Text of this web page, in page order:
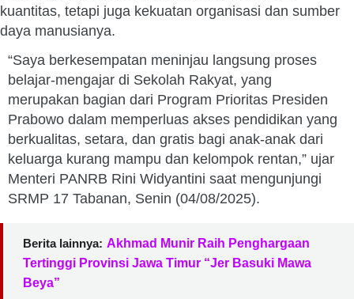
kuantitas, tetapi juga kekuatan organisasi dan sumber
daya manusianya.
“Saya berkesempatan meninjau langsung proses
belajar-mengajar di Sekolah Rakyat, yang
merupakan bagian dari Program Prioritas Presiden
Prabowo dalam memperluas akses pendidikan yang
berkualitas, setara, dan gratis bagi anak-anak dari
keluarga kurang mampu dan kelompok rentan,” ujar
Menteri PANRB Rini Widyantini saat mengunjungi
SRMP 17 Tabanan, Senin (04/08/2025).
Berita lainnya: Akhmad Munir Raih Penghargaan
Tertinggi Provinsi Jawa Timur “Jer Basuki Mawa
Beya”